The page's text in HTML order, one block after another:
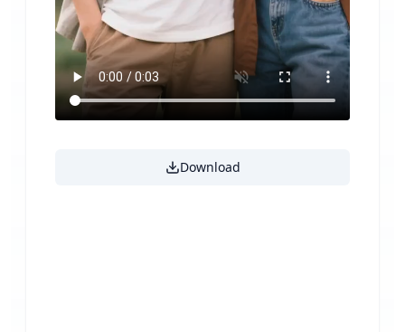
Download